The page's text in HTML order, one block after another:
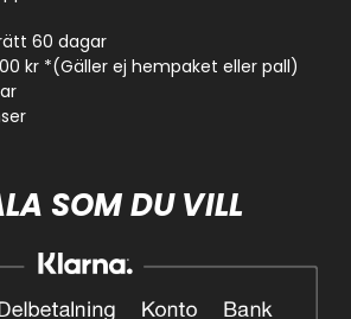
60 dagar
kr *(Gäller ej hempaket eller pall)
SOM DU VILL